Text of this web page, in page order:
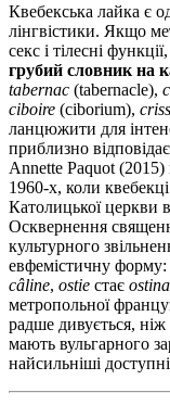
Квебекська лайка є
лінгвістики. Якщо
секс і тілесні
грубий словник на
tabernac (tabernacle),
ciboire (ciborium),
ланцюжити для
приблизно
Annette Paquot
1960-х, коли
Католицької церкви
Осквернення
культурного
евфемістичну форму:
câline, ostie стає
метропольної
радше дивується,
мають вульгарного
найсильніші